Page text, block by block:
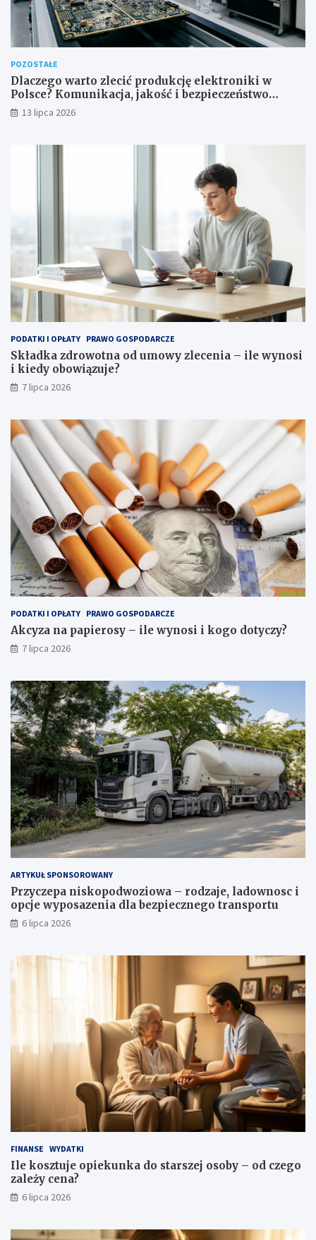
POZOSTAŁE
Dlaczego warto zlecić produkcję elektroniki w
Polsce? Komunikacja, jakość i bezpieczeństwo
dostaw
13 lipca 2026
PODATKI I OPŁATY PRAWO GOSPODARCZE
Składka zdrowotna od umowy zlecenia – ile wynosi
i kiedy obowiązuje?
7 lipca 2026
PODATKI I OPŁATY PRAWO GOSPODARCZE
Akcyza na papierosy – ile wynosi i kogo dotyczy?
7 lipca 2026
ARTYKUŁ SPONSOROWANY
Przyczepa niskopodwoziowa – rodzaje, ladownosc i
opcje wyposazenia dla bezpiecznego transportu
6 lipca 2026
FINANSE WYDATKI
Ile kosztuje opiekunka do starszej osoby – od czego
zależy cena?
6 lipca 2026